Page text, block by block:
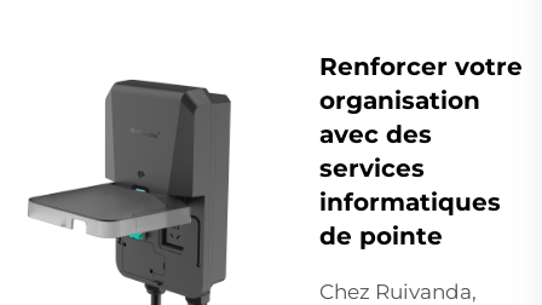
Renforcer votre
organisation
avec des
services
informatiques
de pointe
Chez Ruivanda,